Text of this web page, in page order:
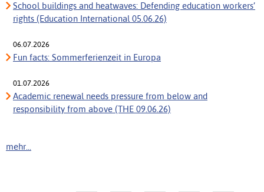
School buildings and heatwaves: Defending education workers’
rights (Education International 05.06.26)
06.07.2026
Fun facts: Sommerferienzeit in Europa
01.07.2026
Academic renewal needs pressure from below and
responsibility from above (THE 09.06.26)
mehr...